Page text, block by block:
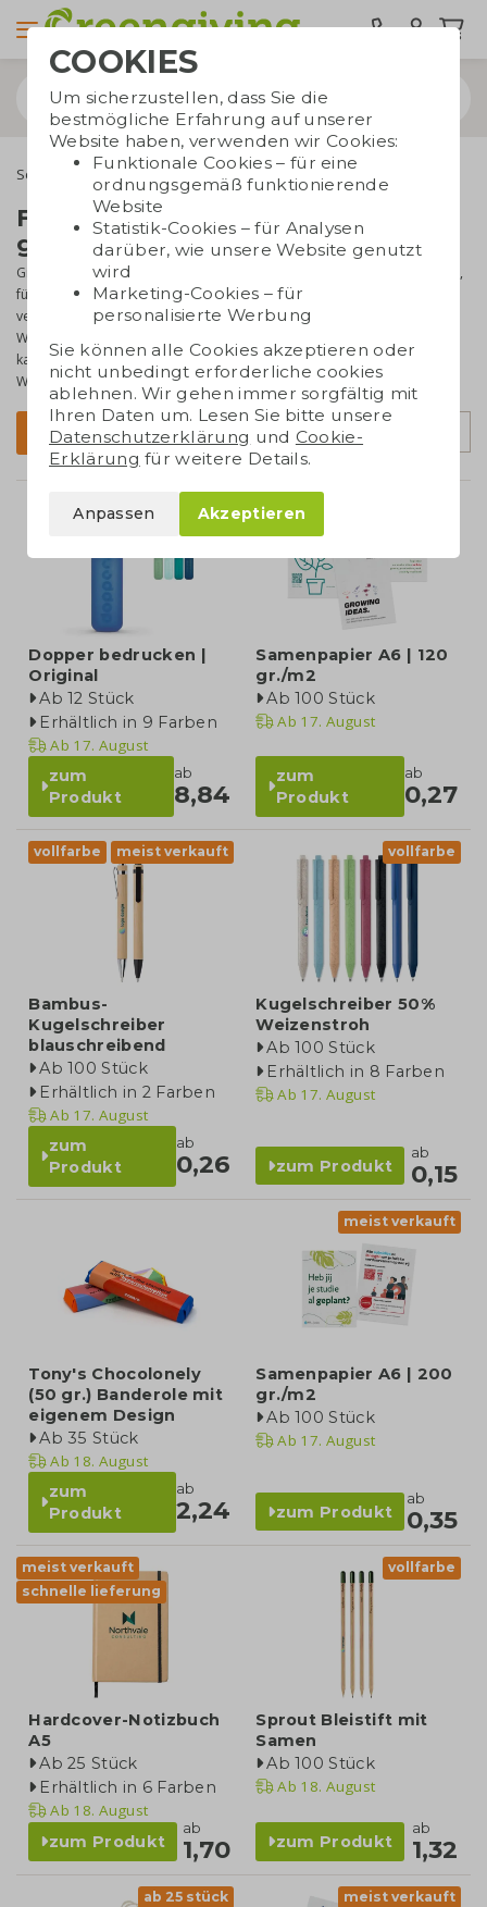
Schnelle Lieferung
Firmengeschenke schnell
geliefert
Gibt es einen besonderen Tag oder eine besondere Veranstaltung,
für die Sie ein Werbegeschenk benötigen, die Sie jedoch
verschoben oder nicht darüber nachgedacht haben? Keine drei
Wochen Lieferzeit, diese Seite mit Last-Minute-Werbegeschenken
kann Ihnen helfen! Die Geschenke können innerhalb weniger
Werktage mit Logo und allem geliefert werden. Wählen Sie schnell!
Filter Sortierung
Dopper bedrucken |
Original
Ab 12 Stück
Erhältlich in 9 Farben
Ab 17. August
zum
Produkt
ab
8,84
Samenpapier A6 | 120
gr./m2
Ab 100 Stück
Ab 17. August
zum
Produkt
ab
0,27
vollfarbe meist verkauft
Bambus-
Kugelschreiber
blauschreibend
Ab 100 Stück
Erhältlich in 2 Farben
Ab 17. August
zum
Produkt
ab
0,26
vollfarbe
Kugelschreiber 50%
Weizenstroh
Ab 100 Stück
Erhältlich in 8 Farben
Ab 17. August
zum Produkt
ab
0,15
Tony's Chocolonely
(50 gr.) Banderole mit
eigenem Design
Ab 35 Stück
Ab 18. August
zum
Produkt
ab
2,24
meist verkauft
Samenpapier A6 | 200
gr./m2
Ab 100 Stück
Ab 17. August
zum Produkt
ab
0,35
meist verkauft
schnelle lieferung
Hardcover-Notizbuch
A5
Ab 25 Stück
Erhältlich in 6 Farben
Ab 18. August
zum Produkt
ab
1,70
vollfarbe
Sprout Bleistift mit
Samen
Ab 100 Stück
Ab 18. August
zum Produkt
ab
1,32
ab 25 stück meist verkauft
COOKIES
Um sicherzustellen, dass Sie die
bestmögliche Erfahrung auf unserer
Website haben, verwenden wir Cookies:
Funktionale Cookies – für eine
ordnungsgemäß funktionierende
Website
Statistik-Cookies – für Analysen
darüber, wie unsere Website genutzt
wird
Marketing-Cookies – für
personalisierte Werbung
Sie können alle Cookies akzeptieren oder
nicht unbedingt erforderliche cookies
ablehnen. Wir gehen immer sorgfältig mit
Ihren Daten um. Lesen Sie bitte unsere
Datenschutzerklärung und Cookie-
Erklärung für weitere Details.
Anpassen Akzeptieren